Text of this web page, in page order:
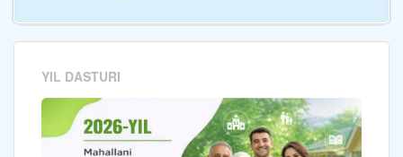
YIL DASTURI